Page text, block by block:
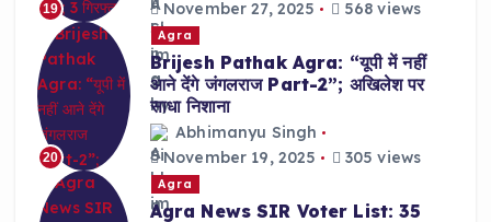
19
November 27, 2025
568 views
20
Agra
Brijesh Pathak Agra: “यूपी में नहीं
आने देंगे जंगलराज Part-2”; अखिलेश पर
साधा निशाना
Abhimanyu Singh
November 19, 2025
305 views
Agra
Agra News SIR Voter List: 35